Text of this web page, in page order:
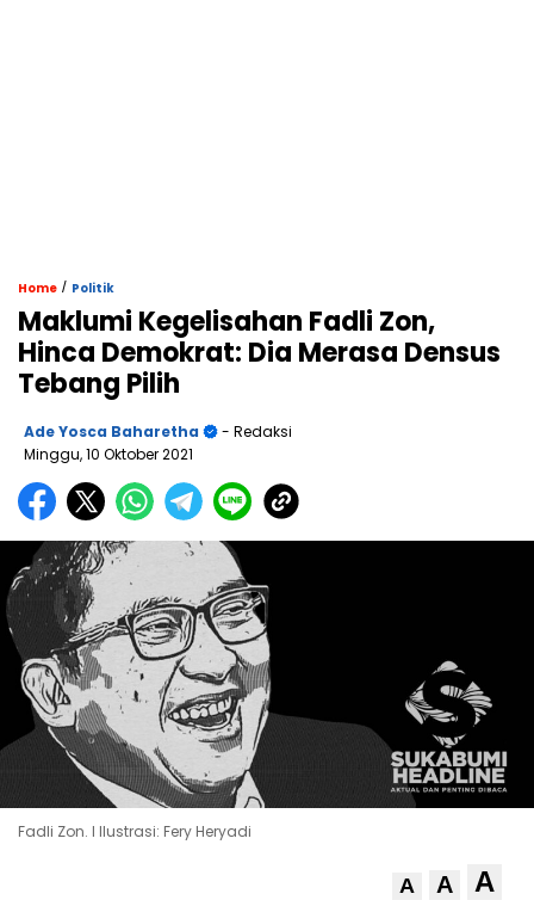
Home / Politik
Maklumi Kegelisahan Fadli Zon,
Hinca Demokrat: Dia Merasa Densus
Tebang Pilih
Ade Yosca Baharetha
- Redaksi
Minggu, 10 Oktober 2021
Fadli Zon. l Ilustrasi: Fery Heryadi
A A A